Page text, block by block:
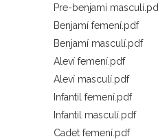
Pre-benjamí
Benjamí femení.pdf
Benjamí masculí.pdf
Aleví femení.pdf
Aleví masculí.pdf
Infantil femení.pdf
Infantil masculí.pdf
Cadet femení.pdf